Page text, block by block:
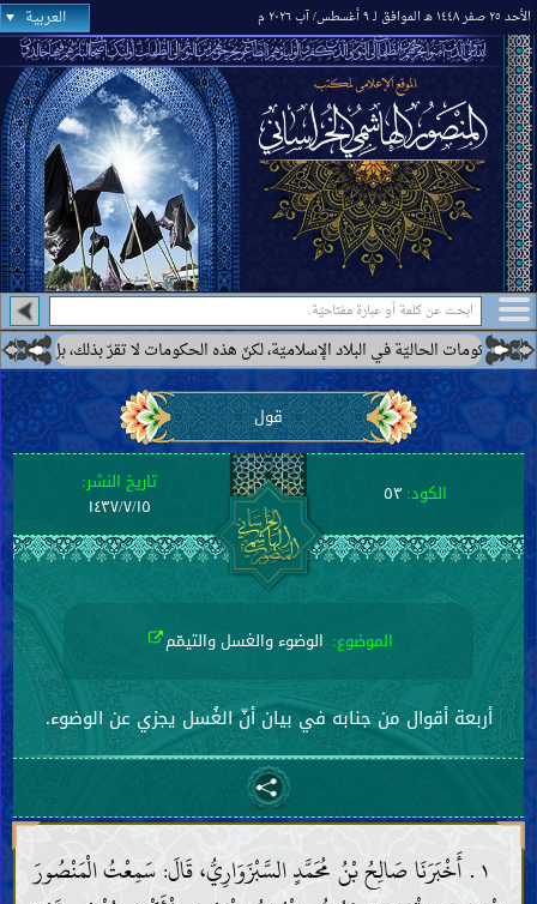
الأحد ٢٥ صفر ١٤٤٨ هـ الموافق لـ ٩ أغسطس/ آب ٢٠٢٦ م العربية
الحاليّة في البلاد الإسلاميّة، لكنّ هذه الحكومات لا تقرّ بذلك، بل ترى
قول
الكود: ٥٣
تاريخ النشر:
١٤٣٧/٧/١٥
الموضوع: الوضوء والغسل والتيمّم
أربعة أقوال من جنابه في بيان أنّ الغُسل يجزي عن الوضوء.
١ . أَخْبَرَنَا صَالِحُ بْنُ مُحَمَّدٍ السَّبْزَوَارِيُّ، قَالَ: سَمِعْتُ الْمَنْصُورَ